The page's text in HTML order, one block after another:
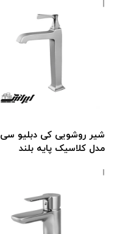
شیر روشویی کی دبلیو سی
مدل کلاسیک پایه بلند